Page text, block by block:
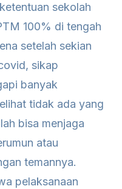
sekolah
100% di tengah
setelah sekian
sikap
banyak
tidak ada yang
bisa menjaga
atau
temannya.
pelaksanaan